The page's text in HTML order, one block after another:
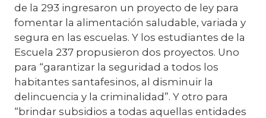
de la 293 ingresaron un proyecto de ley para
fomentar la alimentación saludable, variada y
segura en las escuelas. Y los estudiantes de la
Escuela 237 propusieron dos proyectos. Uno
para “garantizar la seguridad a todos los
habitantes santafesinos, al disminuir la
delincuencia y la criminalidad”. Y otro para
“brindar subsidios a todas aquellas entidades